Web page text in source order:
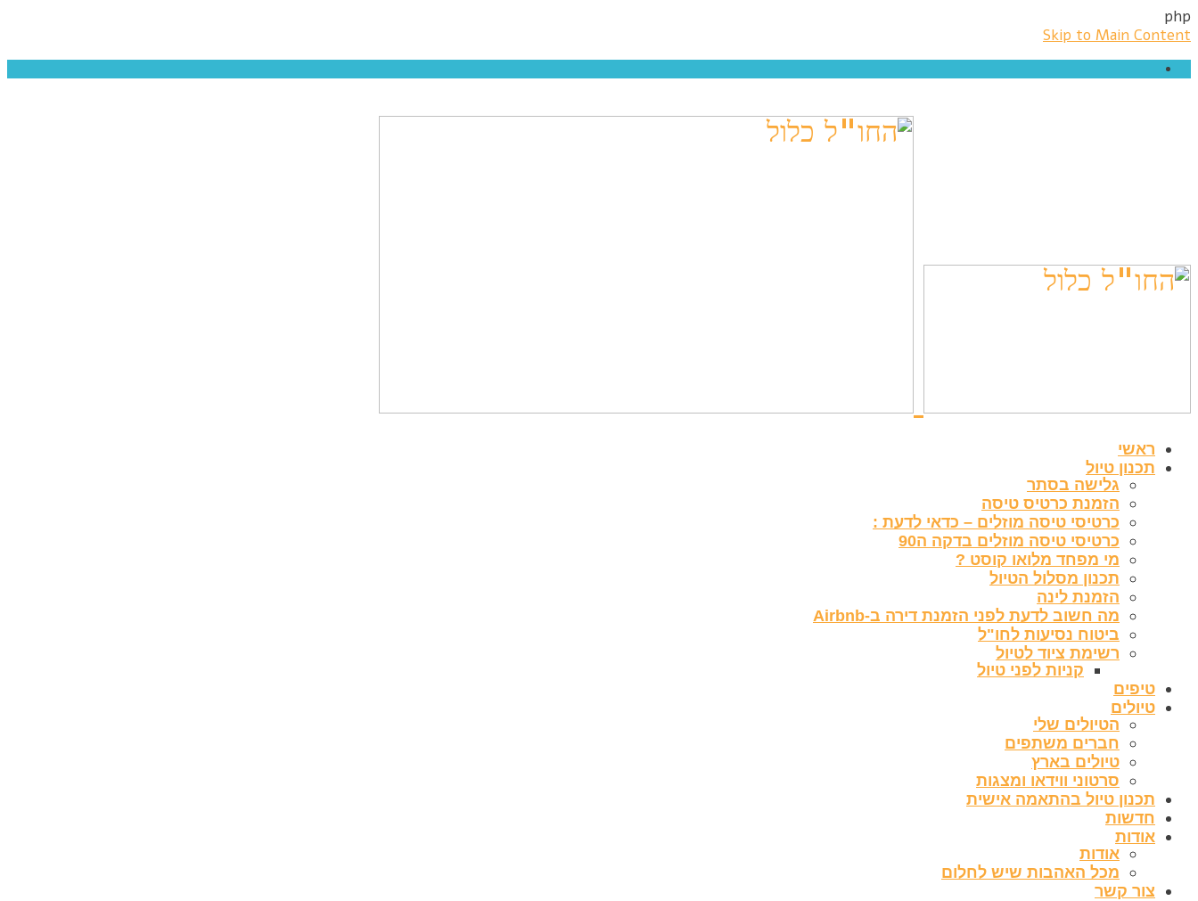
php
Skip to Main Content
ראשי
תכנון טיול
גלישה בסתר
הזמנת כרטיס טיסה
כרטיסי טיסה מוזלים – כדאי לדעת :
כרטיסי טיסה מוזלים בדקה ה90
מי מפחד מלואו קוסט ?
תכנון מסלול הטיול
הזמנת לינה
מה חשוב לדעת לפני הזמנת דירה ב-Airbnb
ביטוח נסיעות לחו"ל
רשימת ציוד לטיול
קניות לפני טיול
טיפים
טיולים
הטיולים שלי
חברים משתפים
טיולים בארץ
סרטוני ווידאו ומצגות
תכנון טיול בהתאמה אישית
חדשות
אודות
אודות
מכל האהבות שיש לחלום
צור קשר